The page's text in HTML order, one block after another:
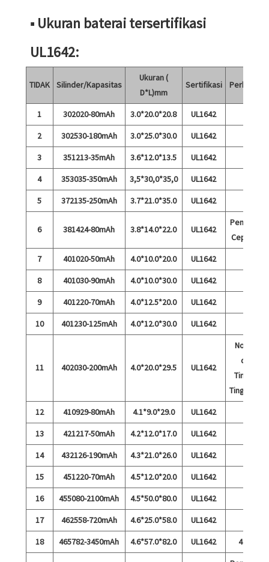
■ Ukuran baterai tersertifikasi
UL1642:
TIDAK Silinder/Kapasitas
Ukuran (
D*L)mm
Sertifikasi Perkataan
1 302020-80mAh 3.0*20.0*20.8
UL1642
2
302530-180mAh 3.0*25.0*30.0
UL1642
3
351213-35mAh 3.6*12.0*13.5
UL1642
4
353035-350mAh 3,5*30,0*35,0
UL1642
5
372135-250mAh 3.7*21.0*35.0 UL1642
6 381424-80mAh 3.8*14.0*22.0 UL1642
Pengisian
Cepat 5C
7
401020-50mAh 4.0*10.0*20.0
UL1642
8
401030-90mAh 4.0*10.0*30.0
UL1642
9
401220-70mAh 4.0*12.5*20.0
UL1642
10
401230-125mAh 4.0*12.0*30.0 UL1642
11 402030-200mAh 4.0*20.0*29.5 UL1642
Normal
dan
Tingkat
Tinggi 15C
12
410929-80mAh 4.1*9.0*29.0
UL1642
13
421217-50mAh 4.2*12.0*17.0
UL1642
14
432126-190mAh 4.3*21.0*26.0
UL1642
15
451220-70mAh 4.5*12.0*20.0
UL1642
16
455080-2100mAh 4.5*50.0*80.0
UL1642
17
462558-720mAh 4.6*25.0*58.0
UL1642
18
465782-3450mAh 4.6*57.0*82.0 UL1642
4.35V